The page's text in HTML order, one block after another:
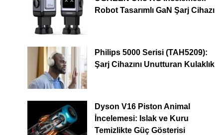
Robot Tasarımlı GaN Şarj Cihazı
Philips 5000 Serisi (TAH5209):
Şarj Cihazını Unutturan Kulaklık
Dyson V16 Piston Animal
İncelemesi: Islak ve Kuru
Temizlikte Güç Gösterisi